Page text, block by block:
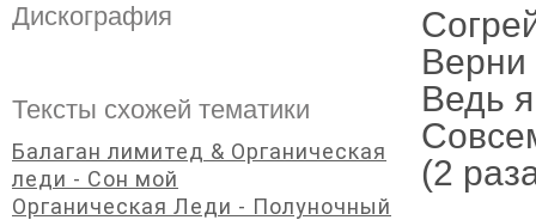
Ведь
(2
Дискография
Тексты схожей тематики
Балаган лимитед & Органическая
леди - Сон мой
Органическая Леди - Полуночный